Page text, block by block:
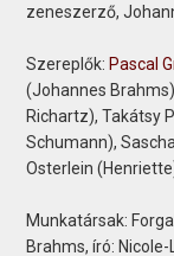
zeneszerző,
Szereplők: Pascal
(Johannes
Richartz), Takátsy
Schumann),
Osterlein
Munkatársak:
Brahms, író: